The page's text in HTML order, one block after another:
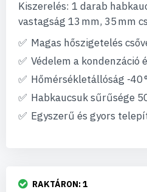
Kiszerelés: 1 darab
vastagság 13 mm, 35 mm
Magas hőszigetelés
Védelem a kondenzáció
Hőmérsékletállóság -40
Habkaucsuk sűrűsége
Egyszerű és gyors
RAKTÁRON:1